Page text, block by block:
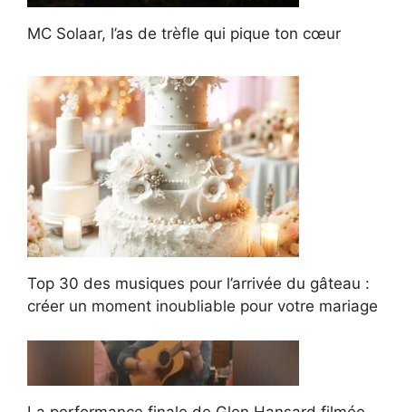
MC Solaar, l’as de trèfle qui pique ton cœur
Top 30 des musiques pour l’arrivée du gâteau :
créer un moment inoubliable pour votre mariage